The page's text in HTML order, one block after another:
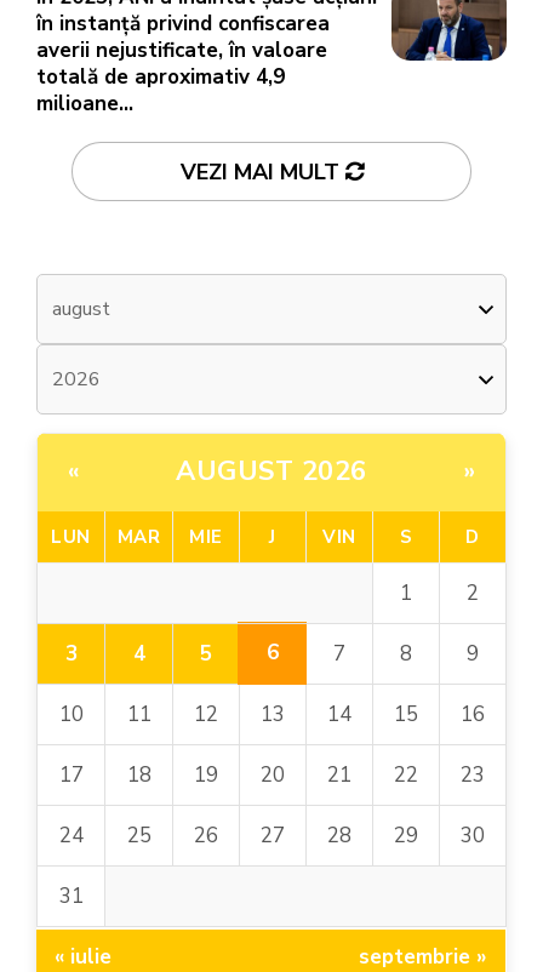
în instanță privind confiscarea
averii nejustificate, în valoare
totală de aproximativ 4,9
milioane...
VEZI MAI MULT
« AUGUST 2026 »
LUN MAR MIE J VIN S D
1 2
3 4 5 6 7 8 9
10 11 12 13 14 15 16
17 18 19 20 21 22 23
24 25 26 27 28 29 30
31
« iulie septembrie »